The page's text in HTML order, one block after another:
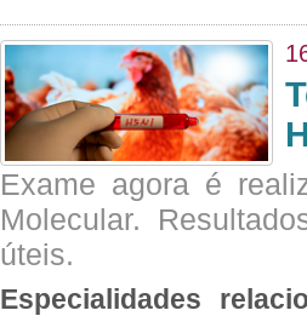
Exame agora é
Molecular.
úteis.
Especialidades